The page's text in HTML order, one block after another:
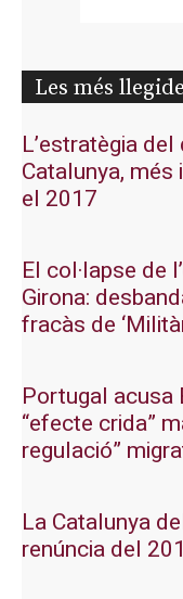
Les més
L’estratègia
Catalunya,
el 2017
El col·lapse de
Girona:
fracàs de
Portugal acusa
“efecte crida”
regulació”
La Catalunya
renúncia del